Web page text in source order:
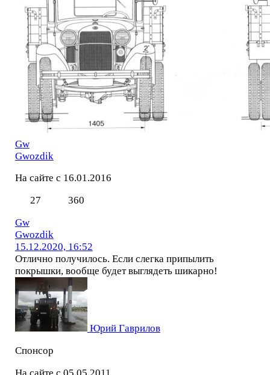
Gw
Gwozdik
На сайте с 16.01.2016
27
360
Gw
Gwozdik
15.12.2020, 16:52
Отлично получилось. Если слегка припылить
покрышки, вообще будет выглядеть шикарно!
Юрий Гаврилов
Спонсор
На сайте с 05.05.2011